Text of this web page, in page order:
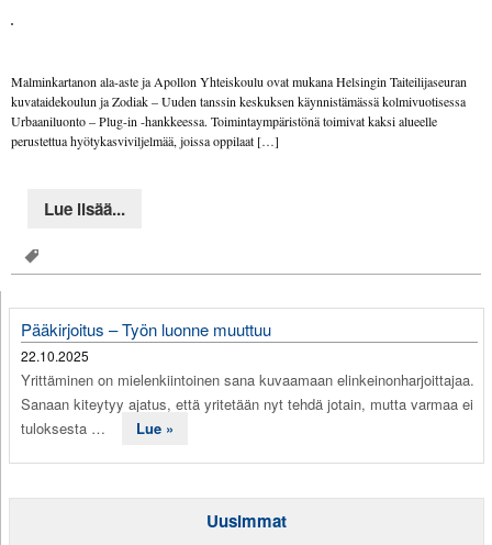
Malminkartanon ala-aste ja Apollon Yhteiskoulu ovat mukana Helsingin Taiteilijaseuran
kuvataidekoulun ja Zodiak – Uuden tanssin keskuksen käynnistämässä kolmivuotisessa
Urbaaniluonto – Plug-in -hankkeessa. Toimintaympäristönä toimivat kaksi alueelle
perustettua hyötykasviviljelmää, joissa oppilaat […]
Lue lisää...
Pääkirjoitus – Työn luonne muuttuu
22.10.2025
Yrittäminen on mielenkiintoinen sana kuvaamaan elinkeinonharjoittajaa.
Sanaan kiteytyy ajatus, että yritetään nyt tehdä jotain, mutta varmaa ei
tuloksesta …
Lue »
Uusimmat